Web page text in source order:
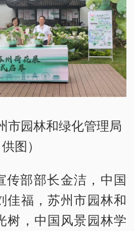
市园林和绿化管理局
供图）
传部部长金洁，中国
佳福，苏州市园林和
树，中国风景园林学